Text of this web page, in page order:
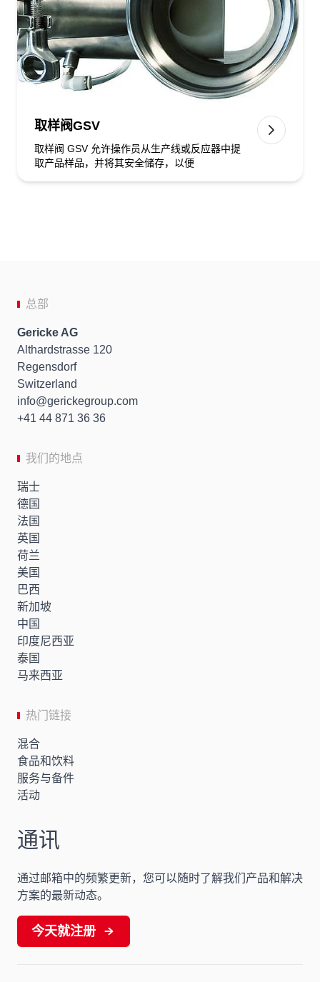
取样阀GSV
取样阀 GSV 允许操作员从生产线或反应器中提
取产品样品，并将其安全储存，以便
总部
Gericke AG
Althardstrasse 120
Regensdorf
Switzerland
info
gerickegroup.com
+41 44 871 36 36
我们的地点
瑞士
德国
法国
英国
荷兰
美国
巴西
新加坡
中国
印度尼西亚
泰国
马来西亚
热门链接
混合
食品和饮料
服务与备件
活动
通讯
通过邮箱中的频繁更新，您可以随时了解我们产品和解决
方案的最新动态。
今天就注册